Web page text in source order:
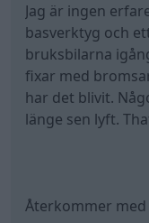
Jag är ingen
basverktyg och
bruksbilarna
fixar med
har det blivit.
länge sen lyft.
Återkommer